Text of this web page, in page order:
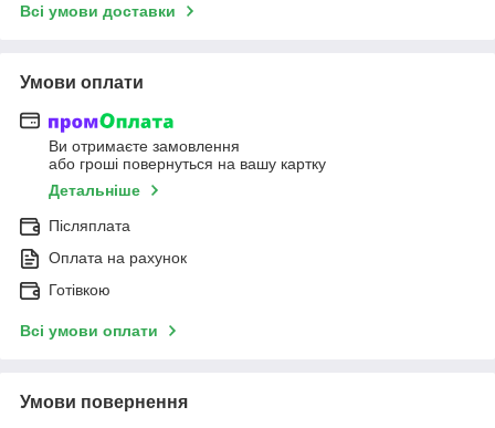
Всі умови доставки
Умови оплати
Ви отримаєте замовлення
або гроші повернуться на вашу картку
Детальніше
Післяплата
Оплата на рахунок
Готівкою
Всі умови оплати
Умови повернення